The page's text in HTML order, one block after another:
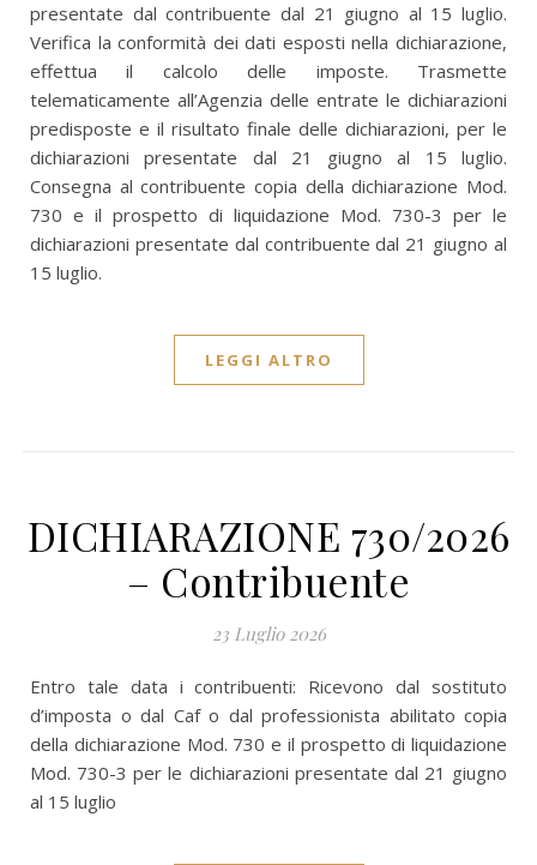
presentate dal contribuente dal 21 giugno al 15 luglio.
Verifica la conformità dei dati esposti nella dichiarazione,
effettua il calcolo delle imposte. Trasmette
telematicamente all’Agenzia delle entrate le dichiarazioni
predisposte e il risultato finale delle dichiarazioni, per le
dichiarazioni presentate dal 21 giugno al 15 luglio.
Consegna al contribuente copia della dichiarazione Mod.
730 e il prospetto di liquidazione Mod. 730-3 per le
dichiarazioni presentate dal contribuente dal 21 giugno al
15 luglio.
LEGGI ALTRO
DICHIARAZIONE 730/2026
– Contribuente
23 Luglio 2026
Entro tale data i contribuenti: Ricevono dal sostituto
d’imposta o dal Caf o dal professionista abilitato copia
della dichiarazione Mod. 730 e il prospetto di liquidazione
Mod. 730-3 per le dichiarazioni presentate dal 21 giugno
al 15 luglio